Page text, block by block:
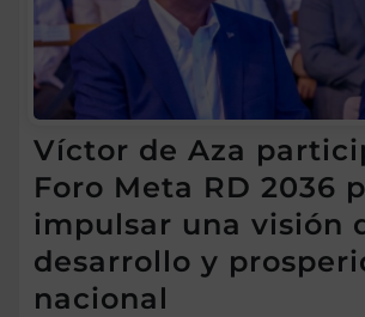
Víctor de Aza
Foro Meta RD 2036
impulsar una visión
desarrollo y
nacional